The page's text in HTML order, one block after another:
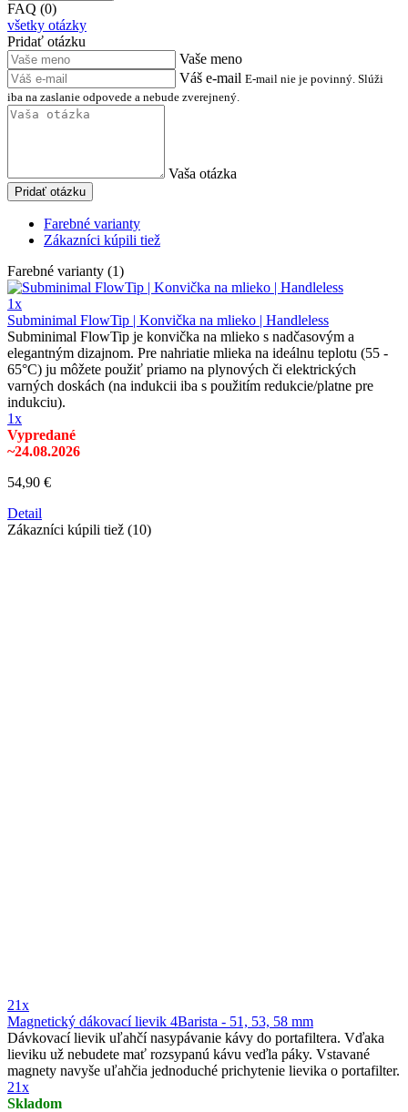
FAQ (0)
všetky otázky
Pridať otázku
Vaše meno
Váš e-mail E-mail nie je povinný. Slúži
iba na zaslanie odpovede a nebude zverejnený.
Vaša otázka
Pridať otázku
Farebné varianty
Zákazníci kúpili tiež
Farebné varianty (1)
1x
Subminimal FlowTip | Konvička na mlieko | Handleless
Subminimal FlowTip je konvička na mlieko s nadčasovým a
elegantným dizajnom. Pre nahriatie mlieka na ideálnu teplotu (55 -
65°C) ju môžete použiť priamo na plynových či elektrických
varných doskách (na indukcii iba s použitím redukcie/platne pre
indukciu).
1x
Vypredané
~24.08.2026
54,90 €
Detail
Zákazníci kúpili tiež (10)
21x
Magnetický dákovací lievik 4Barista - 51, 53, 58 mm
Dávkovací lievik uľahčí nasypávanie kávy do portafiltera. Vďaka
lieviku už nebudete mať rozsypanú kávu veďla páky. Vstavané
magnety navyše uľahčia jednoduché prichytenie lievika o portafilter.
21x
Skladom